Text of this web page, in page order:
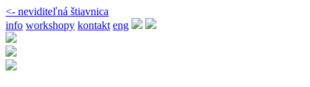
<- neviditeľná štiavnica
info workshopy kontakt eng